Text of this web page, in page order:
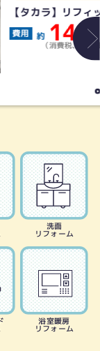
ィット
万円
、諸経費含む）
洗面
リフォーム
浴室暖房
リフォーム